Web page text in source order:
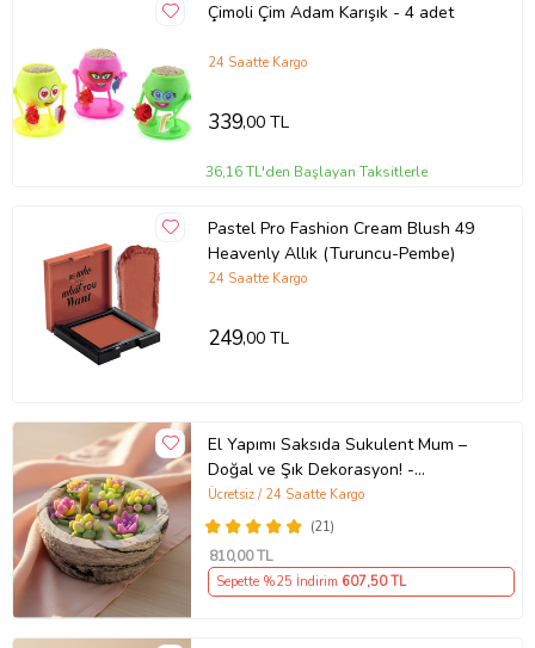
Çimoli Çim Adam Karışık - 4 adet
24 Saatte Kargo
339,00 TL
36,16 TL'den Başlayan Taksitlerle
Pastel Pro Fashion Cream Blush 49
Heavenly Allık (Turuncu-Pembe)
24 Saatte Kargo
249,00 TL
El Yapımı Saksıda Sukulent Mum –
Doğal ve Şık Dekorasyon! -
Hediyelik Mum (STD)
(21)
Ücretsiz / 24 Saatte Kargo
810,00 TL
Sepette %25 İndirim 607,50 TL